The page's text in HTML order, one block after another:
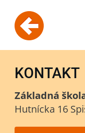
KONTAKT
Základná
Hutnícka 16